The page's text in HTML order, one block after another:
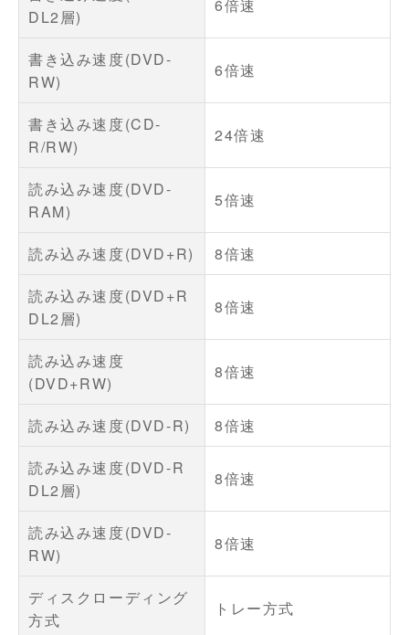
DL2層)
6倍速
書き込み速度(DVD-
RW)
6倍速
書き込み速度(CD-
R/RW)
24倍速
読み込み速度(DVD-
RAM)
5倍速
読み込み速度(DVD+R)
8倍速
読み込み速度(DVD+R
DL2層)
8倍速
読み込み速度
(DVD+RW)
8倍速
読み込み速度(DVD-R)
8倍速
読み込み速度(DVD-R
DL2層)
8倍速
読み込み速度(DVD-
RW)
8倍速
ディスクローディング
方式
トレー方式